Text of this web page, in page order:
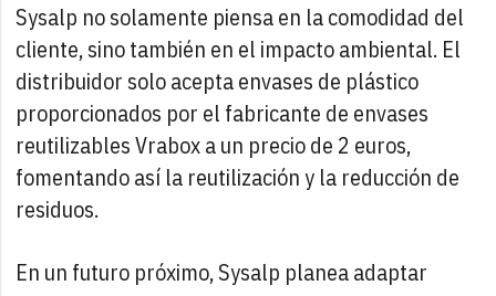
Sysalp no solamente piensa en la comodidad del
cliente, sino también en el impacto ambiental. El
distribuidor solo acepta envases de plástico
proporcionados por el fabricante de envases
reutilizables Vrabox a un precio de 2 euros,
fomentando así la reutilización y la reducción de
residuos.
En un futuro próximo, Sysalp planea adaptar